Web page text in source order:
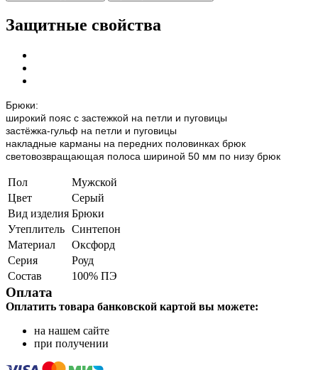
Защитные свойства
Брюки:
широкий пояс с застежкой на петли и пуговицы
застёжка-гульф на петли и пуговицы
накладные карманы на передних половинках брюк
световозвращающая полоса шириной 50 мм по низу брюк
Пол
Мужской
Цвет
Серый
Вид изделия Брюки
Утеплитель Синтепон
Материал
Оксфорд
Серия
Роуд
Состав
100% ПЭ
Оплата
Оплатить товара банковской картой вы можете:
на нашем сайте
при получении